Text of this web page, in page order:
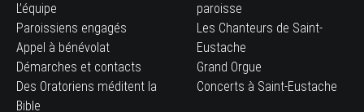
L’équipe
Paroissiens engagés
Appel à bénévolat
Démarches et contacts
Des Oratoriens méditent la
Bible
paroisse
Les Chanteurs de Saint-
Eustache
Grand Orgue
Concerts à Saint-Eustache